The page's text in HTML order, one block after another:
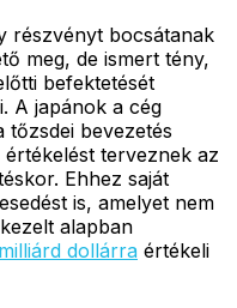
részvényt bocsátanak
meg, de ismert tény,
befektetését
A japánok a cég
tőzsdei bevezetés
terveznek az
Ehhez saját
is, amelyet nem
alapban
dollárra értékeli